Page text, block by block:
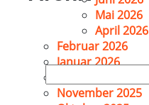
nach:
Mai 2026
April 2026
Februar 2026
Januar 2026
November 2025